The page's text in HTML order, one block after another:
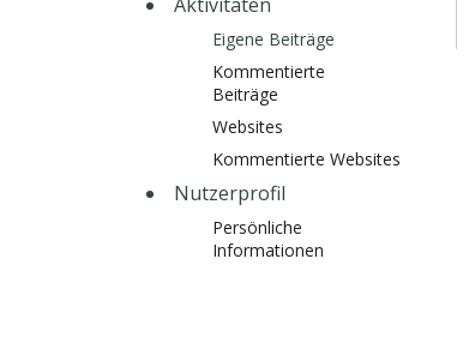
Eigene Beiträge
Kommentierte
Beiträge
Websites
Kommentierte Websites
Nutzerprofil
Persönliche
Informationen